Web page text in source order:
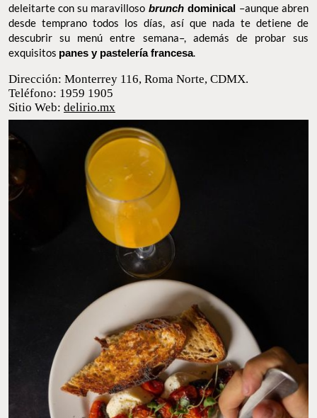
desayunar especialidades mexicanas con un toque diferente y
deleitarte con su maravillosobrunchdominical –aunque abren
desde temprano todos los días, así que nada te detiene de
descubrir su menú entre semana–, además de probar sus
Dirección: Monterrey 116, Roma Norte, CDMX.
Teléfono: 1959 1905
Sitio Web:delirio.mx